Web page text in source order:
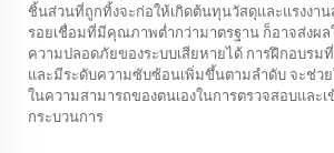
ชิ้นส่วนที่ถูกทิ้งจะก่อให้เกิดต้นทุนวัสดุและแรงงา
รอยเชื่อมที่มีคุณภาพต่ำกว่ามาตรฐาน ก็อาจส่งผ
ความปลอดภัยของระบบเสียหายได้ การฝึกอบรม
และมีระดับความซับซ้อนเพิ่มขึ้นตามลำดับ จะช่ว
ในความสามารถของตนเองในการตรวจสอบและ
กระบวนการ